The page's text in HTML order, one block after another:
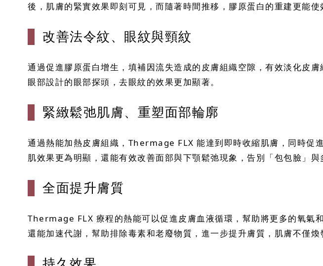
後，肌膚的緊實效果即刻可見，而隨著時間推移，膠原蛋白的重建更能
改善法令紋、眼紋與頸紋
通過促進膠原蛋白增生，填補因流失造成的皮膚組織空隙，有效淡化皮
眼部設計的眼部探頭，去眼紋的效果更加顯著。
緊緻鬆弛肌膚、重塑面部輪廓
通過熱能加熱皮膚組織，Thermage FLX 能達到即時收縮肌膚，同時促
肌效果更為明顯，還能有效改善面部與下顎鬆弛現象，告別「包包臉」與
全面提升膚質
Thermage FLX 療程的熱能可以促進皮膚血液循環，幫助將更多的氧氣
還能加速代謝，幫助排除毒素和老廢物質，進一步提升膚質，肌膚不僅煥